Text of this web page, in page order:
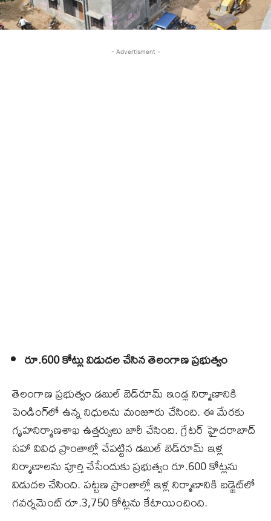
- Advertisment -
రూ.600 కోట్లు విడుదల చేసిన తెలంగాణ ప్రభుత్వం
తెలంగాణ ప్రభుత్వం డబుల్‌ బెడ్‌రూమ్‌ ఇండ్ల నిర్మాణానికి
పెండింగ్‌లో ఉన్న నిధులను మంజూరు చేసింది. ఈ మేరకు
గృహనిర్మాణశాఖ ఉత్తర్వులు జారీ చేసింది. గ్రేటర్‌ హైదరాబాద్‌
సహా వివిధ ప్రాంతాల్లో చేపట్టిన డబుల్ బెడ్‌రూమ్ ఇళ్ల
నిర్మాణాలను పూర్తి చేసేందుకు ప్రభుత్వం రూ.600 కోట్లను
విడుదల చేసింది. పట్టణ ప్రాంతాల్లో ఇళ్ల నిర్మాణానికి బడ్జెట్‌లో
గవర్నమెంట్ రూ.3,750 కోట్లను కేటాయించింది.